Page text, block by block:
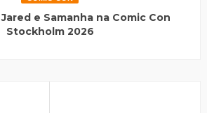
e Samanha na Comic Con
Stockholm 2026